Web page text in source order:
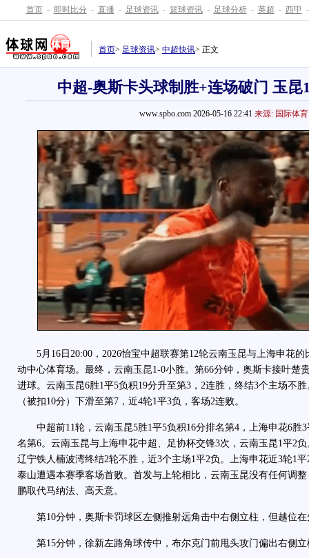
首页 - 即时比分 - 直播 - 足球资讯 - 篮球资讯 - 足球分析 - 英超 - 西甲 -
首页> 足球资讯> 中超快讯> 正文
中超-奥斯卡头球制胜+连场破门 玉昆
www.spbo.com 2026-05-16 22:41 来源: 国际体育
5月16日20:00，2026怡宝中超联赛第12轮云南玉昆与上海申花的
动中心体育场。最终，云南玉昆1-0小胜。第66分钟，奥斯卡接叶楚
进球。云南玉昆6胜1平5负积19分升至第3，2连胜，终结3个主场不
（被扣10分）下滑至第7，近4轮1平3负，客场2连败。
中超前11轮，云南玉昆5胜1平5负积16分排名第4，上海申花6胜3
名第6。云南玉昆与上海申花中超、足协杯交锋3次，云南玉昆1平2
辽宁铁人楠波湾终结2轮不胜，近3个主场1平2负。上海申花近3轮1
泰山遭遇本赛季客场首败。首发与上轮相比，云南玉昆没有任何调
鹏取代马纳法、高天意。
第10分钟，奥斯卡罚球区左侧推射远角击中右侧立柱，但越位在
第15分钟，徐新左路角球传中，布尔克门前甩头攻门偏出右侧立